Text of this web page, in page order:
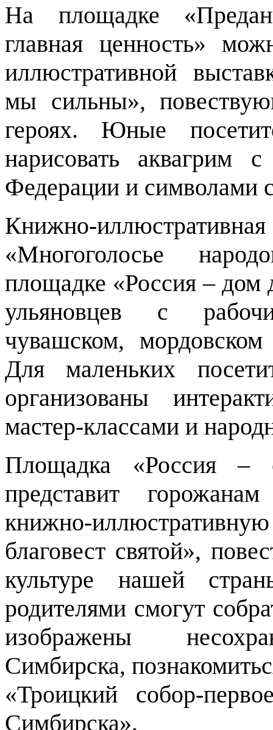
На площадке
главная ценность»
иллюстративной
мы сильны»,
героях. Юные
нарисовать аквагрим
Федерации и символами
Книжно-
«Многоголосье
площадке «Россия – дом
ульяновцев с
чувашском,
Для маленьких
организованы
мастер-классами и
Площадка «Россия –
представит
книжно-
благовест святой»,
культуре нашей
родителями смогут
изображены
Симбирска,
«Троицкий собор-
Симбирска».